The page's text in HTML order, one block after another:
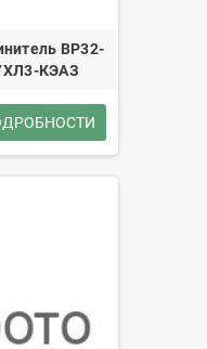
ВР32-
КЭАЗ